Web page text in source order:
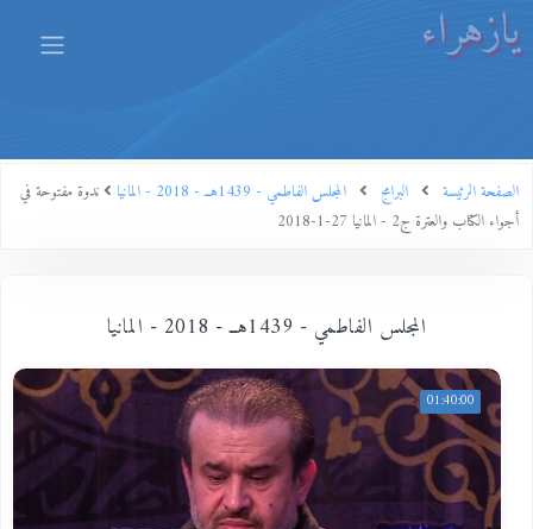
يازهراء
الصفحة الرئيسة البرامج المجلس الفاطمي - 1439هــ - 2018 - المانيا
ندوة مفتوحة في
أجواء الكتاب والعترة ج2 - المانيا 27-1-2018
المجلس الفاطمي - 1439هــ - 2018 - المانيا
01:40:00